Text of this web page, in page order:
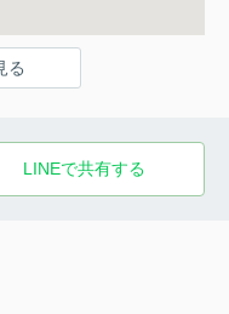
る
LINEで共有する